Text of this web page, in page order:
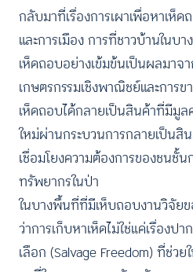
กลับมาที่เรื่องการเผาเพื่อหาเห็ด
และการเมือง การที่ชาวบ้านใน
เห็ดถอบอย่างเข้มข้นเป็นผลมาจ
เกษตรกรรมเชิงพาณิชย์และการ
เห็ดถอบได้กลายเป็นสินค้าที่มีมู
ใหม่ผ่านกระบวนการกลายเป็นสิ
เชื่อมโยงความต้องการของชนชั้น
ทรัพยากรในป่า
ในบางพื้นที่ที่มีเห็บถอบงานวิจัย
ว่าการเก็บหาเห็ดไม่ใช่แค่เรื่อง
เลือก (Salvage Freedom) ที่ช่ว